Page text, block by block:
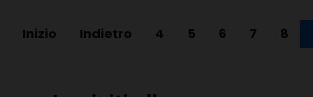
Inizio Indietro 4 5 6 7 8